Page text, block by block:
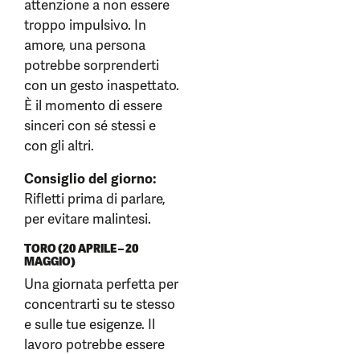
attenzione a non essere
troppo impulsivo. In
amore, una persona
potrebbe sorprenderti
con un gesto inaspettato.
È il momento di essere
sinceri con sé stessi e
con gli altri.
Consiglio del giorno:
Rifletti prima di parlare,
per evitare malintesi.
TORO (20 APRILE – 20
MAGGIO)
Una giornata perfetta per
concentrarti su te stesso
e sulle tue esigenze. Il
lavoro potrebbe essere